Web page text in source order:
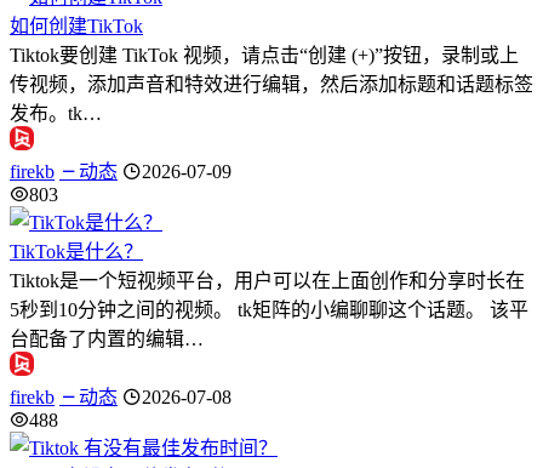
如何创建TikTok
Tiktok要创建 TikTok 视频，请点击“创建 (+)”按钮，录制或上
传视频，添加声音和特效进行编辑，然后添加标题和话题标签
发布。tk…
firekb 动态
2026-07-09
803
TikTok是什么？
Tiktok是一个短视频平台，用户可以在上面创作和分享时长在
5秒到10分钟之间的视频。 tk矩阵的小编聊聊这个话题。 该平
台配备了内置的编辑…
firekb 动态
2026-07-08
488